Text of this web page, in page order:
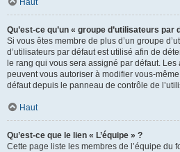
Haut
Qu’est-ce qu’un « groupe d’utilisateurs par
Si vous êtes membre de plus d’un groupe
d’utilisateurs par défaut est utilisé afin de
le rang qui vous sera assigné par défaut.
peuvent vous autoriser à modifier vous-
défaut depuis le panneau de contrôle de
Haut
Qu’est-ce que le lien « L’équipe » ?
Cette page liste les membres de l’équipe du